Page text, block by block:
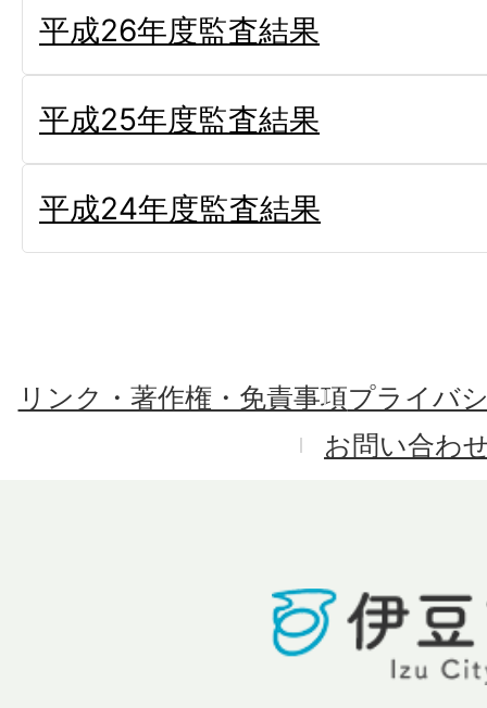
平成26年度監査結果
平成25年度監査結果
平成24年度監査結果
リンク・著作権・免責事項プライバ
お問い合わ